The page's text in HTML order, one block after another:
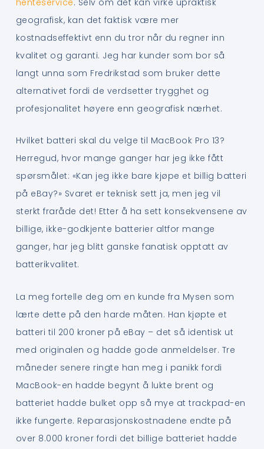
geografisk, kan det faktisk være mer
kostnadseffektivt enn du tror når du regner inn
kvalitet og garanti. Jeg har kunder som bor så
langt unna som Fredrikstad som bruker dette
alternativet fordi de verdsetter trygghet og
profesjonalitet høyere enn geografisk nærhet.
Hvilket batteri skal du velge til MacBook Pro 13?
Herregud, hvor mange ganger har jeg ikke fått
spørsmålet: «Kan jeg ikke bare kjøpe et billig batteri
på eBay?» Svaret er teknisk sett ja, men jeg vil
sterkt fraråde det! Etter å ha sett konsekvensene av
billige, ikke-godkjente batterier altfor mange
ganger, har jeg blitt ganske fanatisk opptatt av
batterikvalitet.
La meg fortelle deg om en kunde fra Mysen som
lærte dette på den harde måten. Han kjøpte et
batteri til 200 kroner på eBay – det så identisk ut
med originalen og hadde gode anmeldelser. Tre
måneder senere ringte han meg i panikk fordi
MacBook-en hadde begynt å lukte brent og
batteriet hadde bulket opp så mye at trackpad-en
ikke fungerte. Reparasjonskostnadene endte på
over 8.000 kroner fordi det billige batteriet hadde